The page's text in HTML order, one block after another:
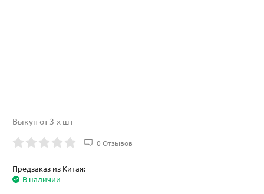
Выкуп от 3-х шт
0 Отзывов
Предзаказ из Китая:
В наличии